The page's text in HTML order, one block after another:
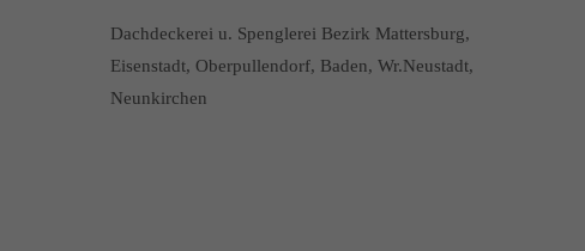
Dachdeckerei u. Spenglerei Bezirk Mattersburg,
Eisenstadt, Oberpullendorf, Baden, Wr.Neustadt,
Neunkirchen